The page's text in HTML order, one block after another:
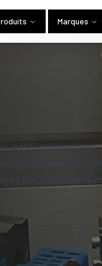
Marques
le PVC et l'aluminium
de distribution de
à plat, le placage de